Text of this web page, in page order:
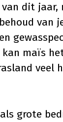
dit jaar,
van
maïs
veel
grote